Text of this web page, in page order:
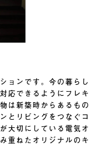
ョンです。今の暮らし
応できるようにフレキ
は新築時からあるもの
とリビングをつなぐコ
⼤切にしている電気オ
重ねたオリジナルのキ